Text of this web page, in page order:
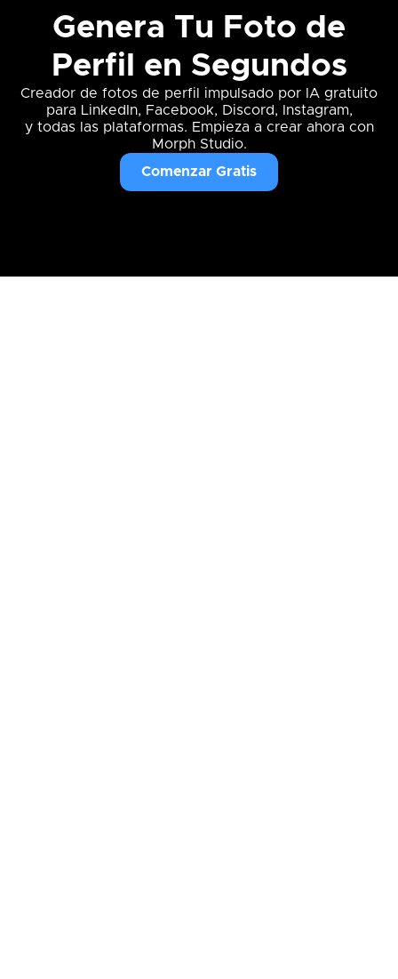
Genera Tu Foto de
Perfil en Segundos
Creador de fotos de perfil impulsado por IA gratuito
para LinkedIn, Facebook, Discord, Instagram,
y todas las plataformas. Empieza a crear ahora con
Morph Studio.
Comenzar Gratis